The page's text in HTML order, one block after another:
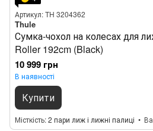
Артикул: TH 3204362
Thule
Сумка-чохол на колесах для
Roller 192cm (Black)
10 999 грн
В наявності
Купити
Місткість 2 пари лиж і лижні палиці